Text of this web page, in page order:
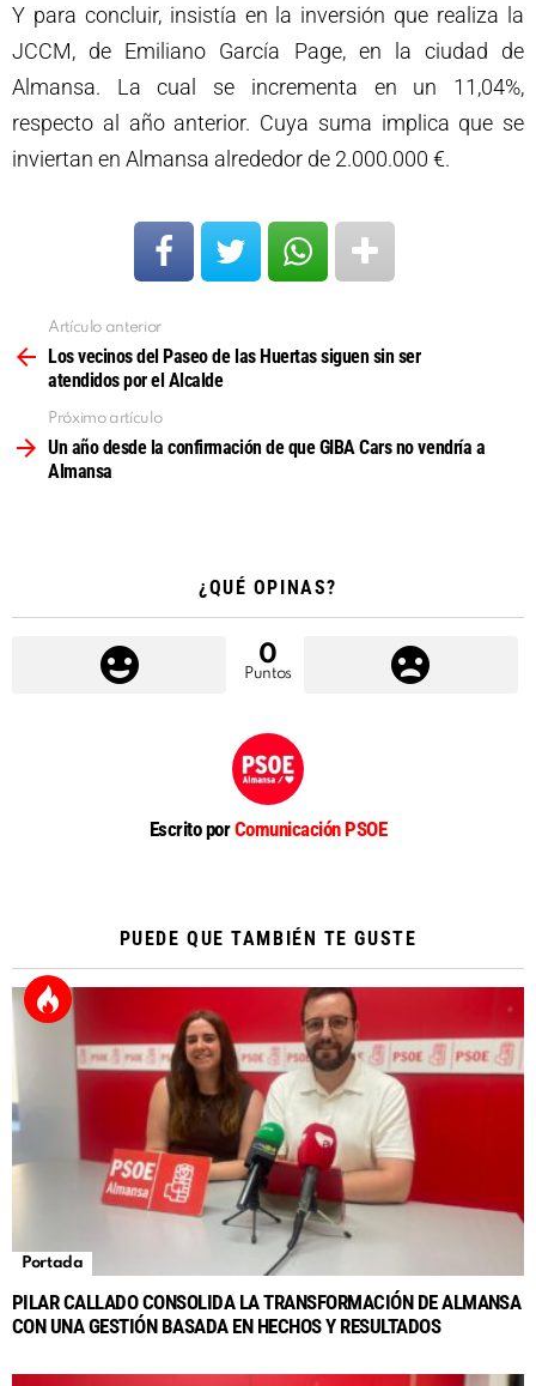
Y para concluir, insistía en la inversión que realiza la
JCCM, de Emiliano García Page, en la ciudad de
Almansa. La cual se incrementa en un 11,04%,
respecto al año anterior. Cuya suma implica que se
inviertan en Almansa alrededor de 2.000.000 €.
más
Artículo anterior
Los vecinos del Paseo de las Huertas siguen sin ser
atendidos por el Alcalde
Próximo artículo
Un año desde la confirmación de que GIBA Cars no vendría a
Almansa
¿QUÉ OPINAS?
0
Puntos
Escrito porComunicación PSOE
PUEDE QUE TAMBIÉN TE GUSTE
Portada
PILAR CALLADO CONSOLIDA LA TRANSFORMACIÓN DE ALMANSA
CON UNA GESTIÓN BASADA EN HECHOS Y RESULTADOS